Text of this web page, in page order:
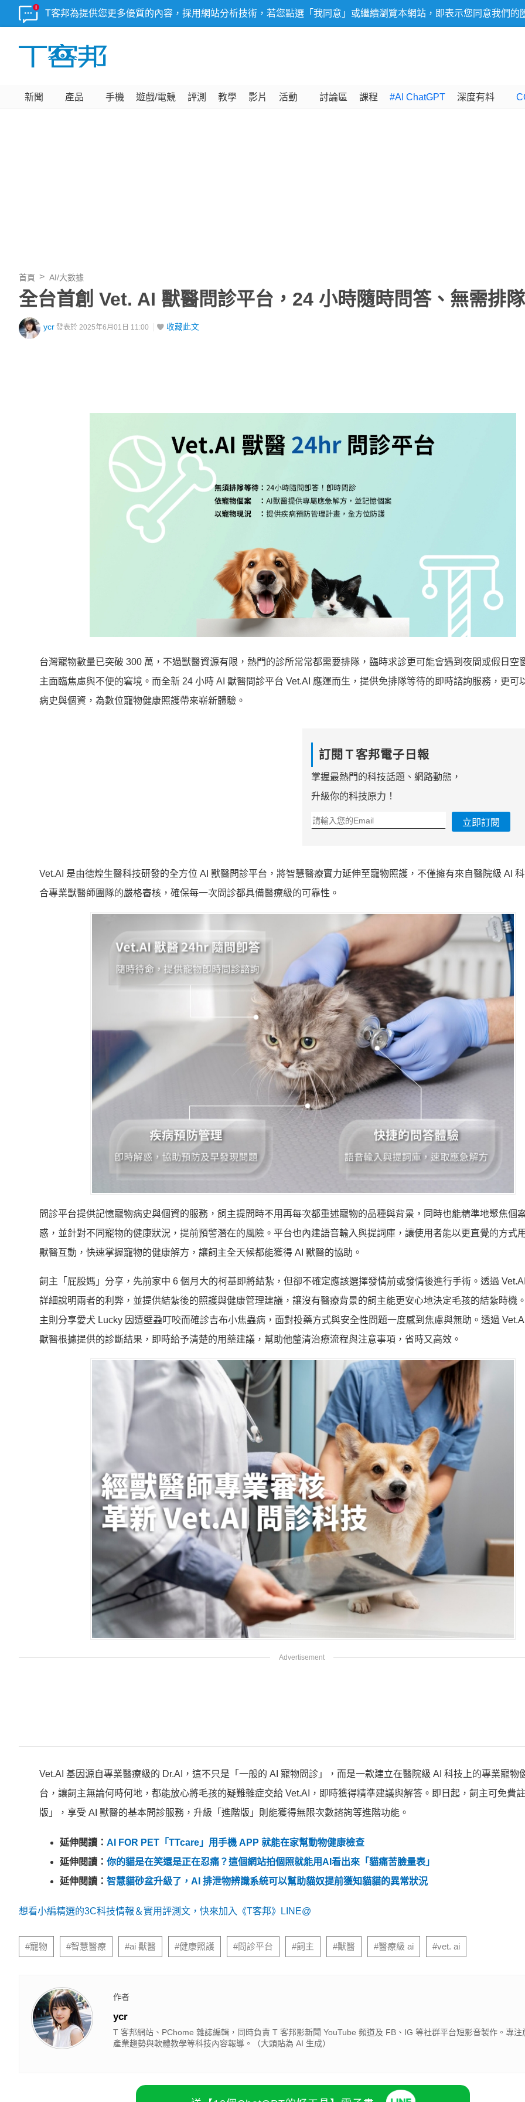
T客邦為提供您更多優質的內容，採用網站分析技術，若您點選「我同意」或繼續瀏覽本網站，即表示您同意我們的
新聞 產品 手機 遊戲/電競 評測 教學 影片 活動 討論區 課程 #AI ChatGPT 深度有料
首頁 AI/大數據
全台首創 Vet. AI 獸醫問診平台，24 小時隨時問答、無需排
ycr 發表於 2025年6月01日 11:00 收藏此文
台灣寵物數量已突破 300 萬，不過獸醫資源有限，熱門的診所常常都需要排隊，臨時求診更可能會遇到夜間或假日空
主面臨焦慮與不便的窘境。而全新 24 小時 AI 獸醫問診平台 Vet.AI 應運而生，提供免排隊等待的即時諮詢服務，更可
病史與個資，為數位寵物健康照護帶來嶄新體驗。
訂閱Ｔ客邦電子日報
掌握最熱門的科技話題、網路動態，
升級你的科技原力！
立即訂閱
Vet.AI 是由德煌生醫科技研發的全方位 AI 獸醫問診平台，將智慧醫療實力延伸至寵物照護，不僅擁有來自醫院級 AI
合專業獸醫師團隊的嚴格審核，確保每一次問診都具備醫療級的可靠性。
問診平台提供記憶寵物病史與個資的服務，飼主提問時不用再每次都重述寵物的品種與背景，同時也能精準地聚焦個
惑，並針對不同寵物的健康狀況，提前預警潛在的風險。平台也內建語音輸入與提詞庫，讓使用者能以更直覺的方式
獸醫互動，快速掌握寵物的健康解方，讓飼主全天候都能獲得 AI 獸醫的協助。
飼主「屁股媽」分享，先前家中 6 個月大的柯基即將結紮，但卻不確定應該選擇發情前或發情後進行手術。透過
詳細說明兩者的利弊，並提供結紮後的照護與健康管理建議，讓沒有醫療背景的飼主能更安心地決定毛孩的結紮時機
主則分享愛犬 Lucky 因遭壁蝨叮咬而確診吉布小焦蟲病，面對投藥方式與安全性問題一度感到焦慮與無助。透過
獸醫根據提供的診斷結果，即時給予清楚的用藥建議，幫助他釐清治療流程與注意事項，省時又高效。
Vet.AI 基因源自專業醫療級的 Dr.AI，這不只是「一般的 AI 寵物問診」，而是一款建立在醫院級 AI 科技上的專業寵物
台，讓飼主無論何時何地，都能放心將毛孩的疑難雜症交給 Vet.AI，即時獲得精準建議與解答。即日起，飼主可免費
版」，享受 AI 獸醫的基本問診服務，升級「進階版」則能獲得無限次數諮詢等進階功能。
延伸閱讀： AI FOR PET「TTcare」用手機 APP 就能在家幫動物健康檢查
延伸閱讀： 你的貓是在笑還是正在忍痛？這個網站拍個照就能用AI看出來「貓痛苦臉量表」
延伸閱讀： 智慧貓砂盆升級了，AI 排泄物辨識系統可以幫助貓奴提前獲知貓貓的異常狀況
想看小編精選的3C科技情報＆實用評測文，快來加入《T客邦》LINE@
延伸閱讀
29顆鏡頭也抓不到一個賊？舊金山竊賊搭Waymo自駕車逃逸，隱私保護政策竟成警方辦案最大阻礙
驚！每2男就有1人中標？不可能吧？
原來 Windows 11 會出賣你？FBI 靠 GDID 識別碼追蹤 19 歲駭客，勒索 800 萬美金慘遭引渡受審
1/2機率淪陷！你是好男人還是渣男？關鍵在這
PR・台灣癌症基金會